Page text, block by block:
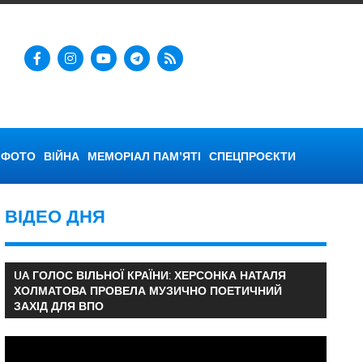
ФОТО ВІЙНА МЕМОРІАЛ ПАМ’ЯТІ СПЕЦПРОЄКТИ
ВІДЕО ДНЯ
UA ГОЛОС ВІЛЬНОЇ КРАЇНИ: ХЕРСОНКА НАТАЛЯ
ХОЛМАТОВА ПРОВЕЛА МУЗИЧНО ПОЕТИЧНИЙ
ЗАХІД ДЛЯ ВПО